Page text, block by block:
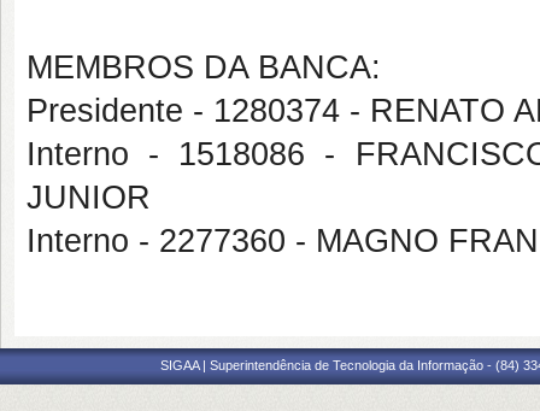
MEMBROS DA BANCA:
Presidente - 1280374 - RENATO
Interno - 1518086 -
JUNIOR
Interno - 2277360 - MAGNO
SIGAA | Superintendência de Tecnologia da Informação - (84)